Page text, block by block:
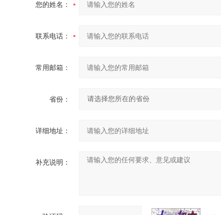
您的姓名：
联系电话：
常用邮箱：
省份：
详细地址：
补充说明：